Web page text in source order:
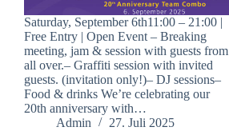
Saturday, September 6th11:00 – 21:00 |
Free Entry | Open Event – Breaking
meeting, jam & session with guests from
all over.– Graffiti session with invited
guests. (invitation only!)– DJ sessions–
Food & drinks We’re celebrating our
20th anniversary with…
Admin
27. Juli 2025